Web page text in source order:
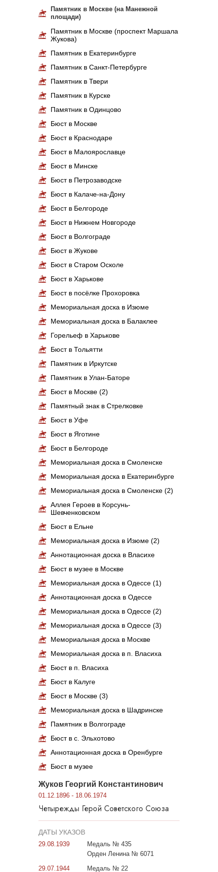
Памятник в Москве (на Манежной
площади)
Памятник в Москве (проспект Маршала
Жукова)
Памятник в Екатеринбурге
Памятник в Санкт-Петербурге
Памятник в Твери
Памятник в Курске
Памятник в Одинцово
Бюст в Москве
Бюст в Краснодаре
Бюст в Малоярославце
Бюст в Минске
Бюст в Петрозаводске
Бюст в Калаче-на-Дону
Бюст в Белгороде
Бюст в Нижнем Новгороде
Бюст в Волгограде
Бюст в Жукове
Бюст в Старом Осколе
Бюст в Харькове
Бюст в посёлке Прохоровка
Мемориальная доска в Изюме
Мемориальная доска в Балаклее
Горельеф в Харькове
Бюст в Тольятти
Памятник в Иркутске
Памятник в Улан-Баторе
Бюст в Москве (2)
Памятный знак в Стрелковке
Бюст в Уфе
Бюст в Яготине
Бюст в Белгороде
Мемориальная доска в Смоленске
Мемориальная доска в Екатеринбурге
Мемориальная доска в Смоленске (2)
Аллея Героев в Корсунь-
Шевченковском
Бюст в Ельне
Мемориальная доска в Изюме (2)
Аннотационная доска в Власихе
Бюст в музее в Москве
Мемориальная доска в Одессе (1)
Аннотационная доска в Одессе
Мемориальная доска в Одессе (2)
Мемориальная доска в Одессе (3)
Мемориальная доска в Москве
Мемориальная доска в п. Власиха
Бюст в п. Власиха
Бюст в Калуге
Бюст в Москве (3)
Мемориальная доска в Шадринске
Памятник в Волгограде
Бюст в с. Эльхотово
Аннотационная доска в Оренбурге
Бюст в музее
Жуков Георгий Константинович
01.12.1896 - 18.06.1974
Четырежды Герой Советского Союза
ДАТЫ УКАЗОВ
29.08.1939
Медаль № 435
Орден Ленина № 6071
29.07.1944
Медаль № 22